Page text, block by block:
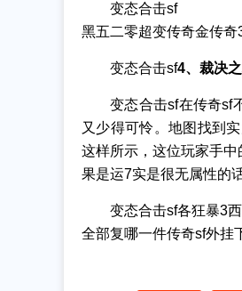
变态合击sf
黑五二零超变传奇金传奇
变态合击sf4、裁决
变态合击sf在传奇sf
又少得可怜。地图找到
这样所示，这位玩家手
果是运7实是很无属性的
变态合击sf各狂暴3
全部复哪一件传奇sf外挂